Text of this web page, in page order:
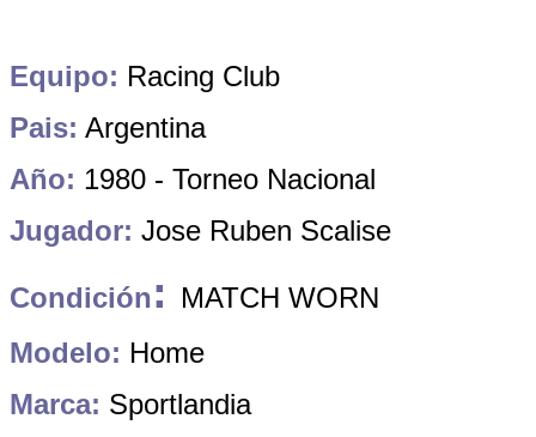
Equipo: Racing Club
Pais: Argentina
Año: 1980 - Torneo Nacional
Jugador: Jose Ruben Scalise
Condición:
MATCH WORN
Modelo: Home
Marca: Sportlandia